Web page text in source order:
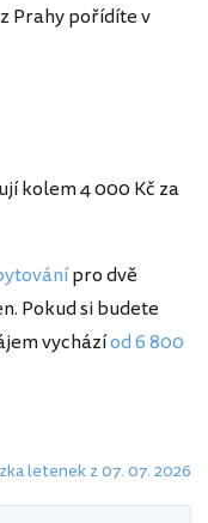
Prahy pořídíte v
kolem 4 000 Kč za
pro dvě
Pokud si budete
vycházíod 6 800
letenek z 07. 07. 2026